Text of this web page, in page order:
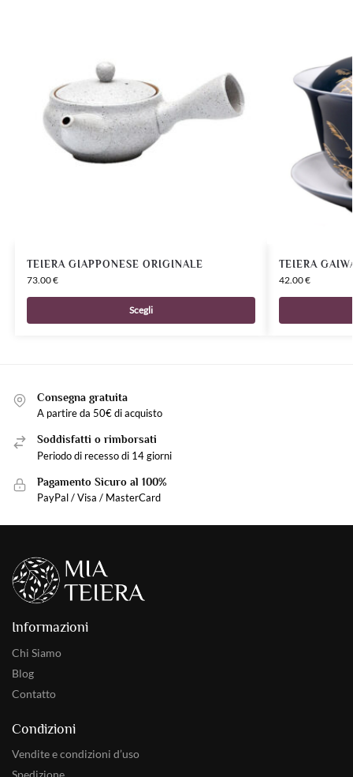
TEIERA GIAPPONESE ORIGINALE
73.00€
Scegli
TEIERA
42.00€
Consegna gratuita
A partire da 50€ di acquisto
Soddisfatti o rimborsati
Periodo di recesso di 14 giorni
Pagamento Sicuro al 100%
PayPal / Visa / MasterCard
Informazioni
Chi Siamo
Blog
Contatto
Condizioni
Vendite e condizioni d’uso